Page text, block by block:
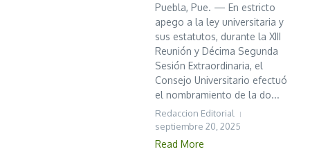
Puebla, Pue. — En estricto
apego a la ley universitaria y
sus estatutos, durante la XIII
Reunión y Décima Segunda
Sesión Extraordinaria, el
Consejo Universitario efectuó
el nombramiento de la do...
Redaccion Editorial
septiembre 20, 2025
Read More